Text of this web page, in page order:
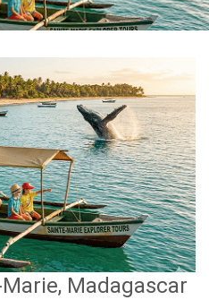
Madagascar